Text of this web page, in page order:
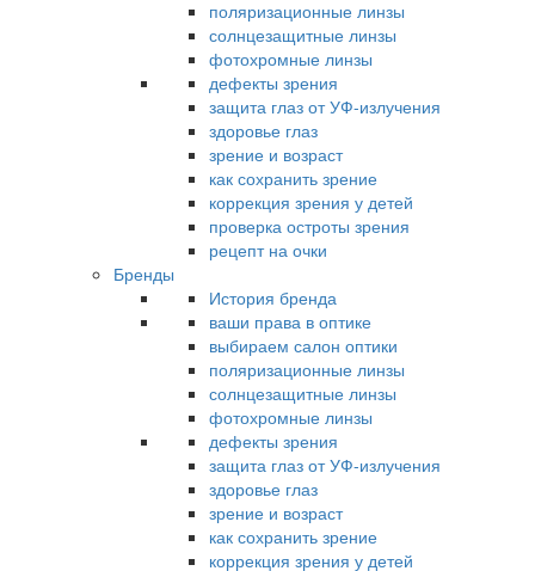
поляризационные линзы
солнцезащитные линзы
фотохромные линзы
дефекты зрения
защита глаз от УФ-излучения
здоровье глаз
зрение и возраст
как сохранить зрение
коррекция зрения у детей
проверка остроты зрения
рецепт на очки
Бренды
История бренда
ваши права в оптике
выбираем салон оптики
поляризационные линзы
солнцезащитные линзы
фотохромные линзы
дефекты зрения
защита глаз от УФ-излучения
здоровье глаз
зрение и возраст
как сохранить зрение
коррекция зрения у детей